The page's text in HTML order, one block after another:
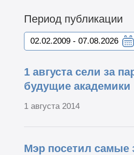
Период публикации
1 августа сели за
будущие академики
1 августа 2014
Мэр посетил самые